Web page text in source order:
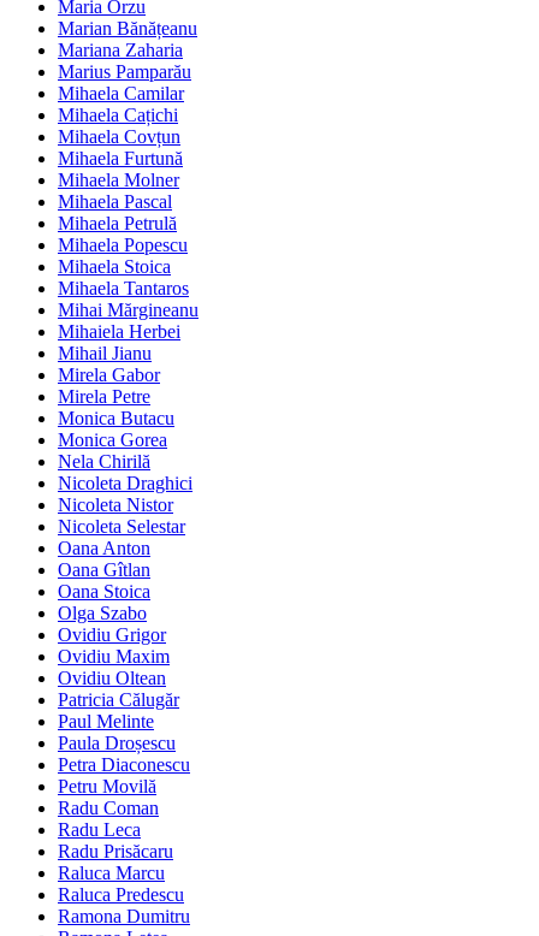
Maria Orzu
Marian Bănățeanu
Mariana Zaharia
Marius Pamparău
Mihaela Camilar
Mihaela Cațichi
Mihaela Covțun
Mihaela Furtună
Mihaela Molner
Mihaela Pascal
Mihaela Petrulă
Mihaela Popescu
Mihaela Stoica
Mihaela Tantaros
Mihai Mărgineanu
Mihaiela Herbei
Mihail Jianu
Mirela Gabor
Mirela Petre
Monica Butacu
Monica Gorea
Nela Chirilă
Nicoleta Draghici
Nicoleta Nistor
Nicoleta Selestar
Oana Anton
Oana Gîtlan
Oana Stoica
Olga Szabo
Ovidiu Grigor
Ovidiu Maxim
Ovidiu Oltean
Patricia Călugăr
Paul Melinte
Paula Droșescu
Petra Diaconescu
Petru Movilă
Radu Coman
Radu Leca
Radu Prisăcaru
Raluca Marcu
Raluca Predescu
Ramona Dumitru